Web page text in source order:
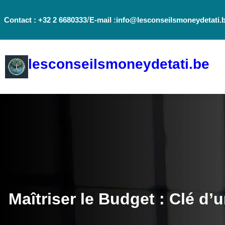
auContact : +32 2 6680333/E-mail
lesconseilsmoneydetati.be
Maîtriser le Budget : Clé